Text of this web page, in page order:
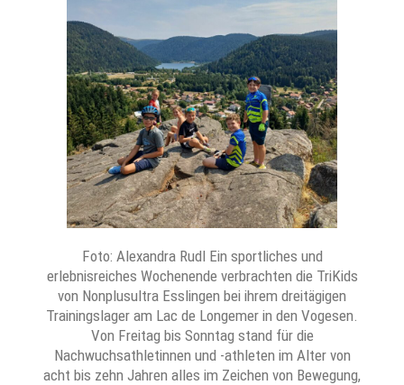
Foto: Alexandra Rudl Ein sportliches und
erlebnisreiches Wochenende verbrachten die TriKids
von Nonplusultra Esslingen bei ihrem dreitägigen
Trainingslager am Lac de Longemer in den Vogesen.
Von Freitag bis Sonntag stand für die
Nachwuchsathletinnen und -athleten im Alter von
acht bis zehn Jahren alles im Zeichen von Bewegung,